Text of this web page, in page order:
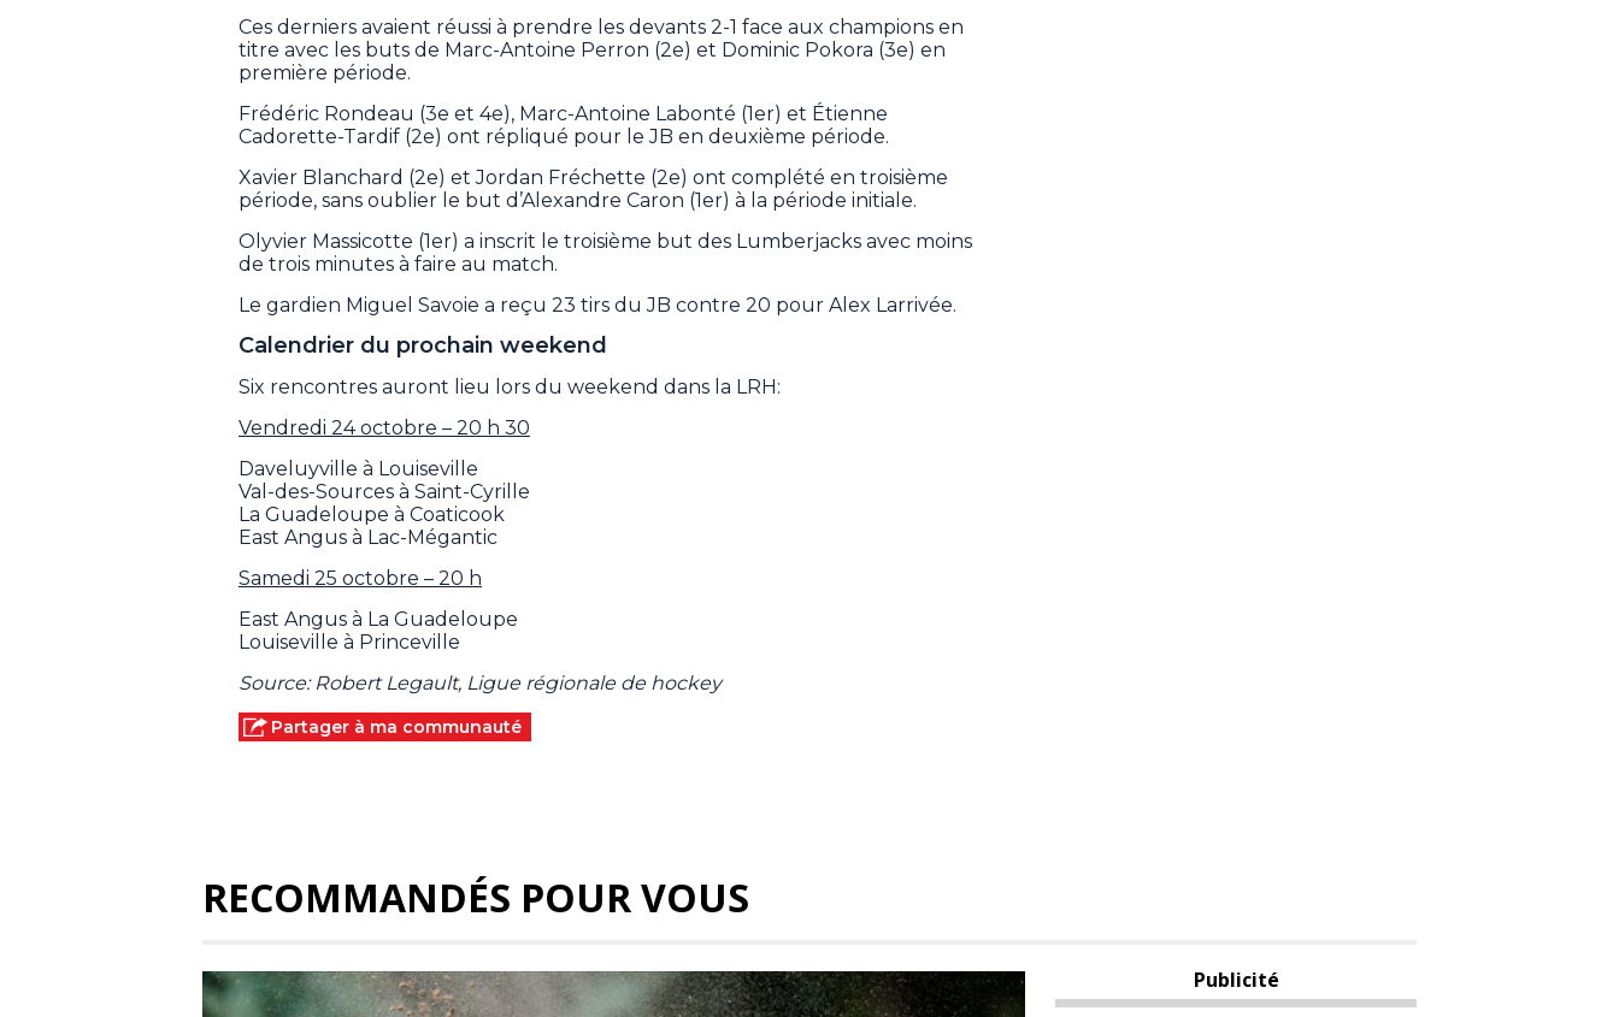
Ces derniers avaient réussi à prendre les devants 2-1 face aux champions en
titre avec les buts de Marc-Antoine Perron (2e) et Dominic Pokora (3e) en
première période.
Frédéric Rondeau (3e et 4e), Marc-Antoine Labonté (1er) et Étienne
Cadorette-Tardif (2e) ont répliqué pour le JB en deuxième période.
Xavier Blanchard (2e) et Jordan Fréchette (2e) ont complété en troisième
période, sans oublier le but d’Alexandre Caron (1er) à la période initiale.
Olyvier Massicotte (1er) a inscrit le troisième but des Lumberjacks avec moins
de trois minutes à faire au match.
Le gardien Miguel Savoie a reçu 23 tirs du JB contre 20 pour Alex Larrivée.
Calendrier du prochain weekend
Six rencontres auront lieu lors du weekend dans la LRH:
Vendredi 24 octobre – 20 h 30
Daveluyville à Louiseville
Val-des-Sources à Saint-Cyrille
La Guadeloupe à Coaticook
East Angus à Lac-Mégantic
Samedi 25 octobre – 20 h
East Angus à La Guadeloupe
Louiseville à Princeville
Source: Robert Legault, Ligue régionale de hockey
Partager à ma communauté
RECOMMANDÉS POUR VOUS
Publicité